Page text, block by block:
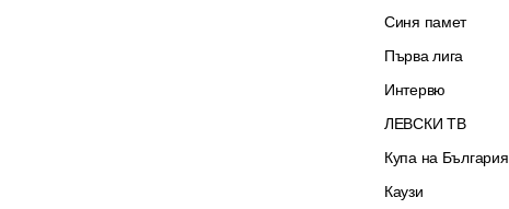
Синя памет
Първа лига
Интервю
ЛЕВСКИ ТВ
Купа на България
Каузи